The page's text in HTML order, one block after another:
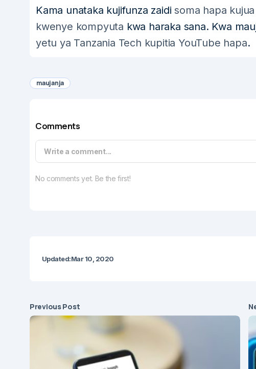
Kama unataka kujifunza zaidisoma hapa
kwenye kompyuta kwa haraka sana. Kwa
yetu ya Tanzania Tech kupitia YouTube hapa.
maujanja
Comments
Write a comment...
No comments yet. Be the first!
Updated:Mar 10, 2020
Previous Post